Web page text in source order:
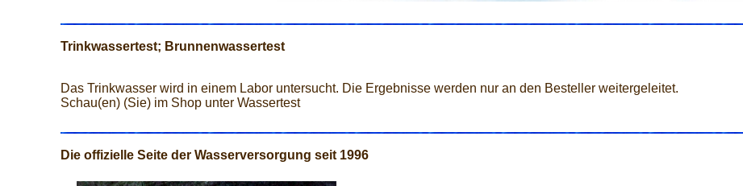
Trinkwassertest; Brunnenwassertest
Das Trinkwasser wird in einem Labor untersucht. Die Ergebnisse werden nur an den Besteller weitergeleitet.
Schau(en) (Sie) im Shop unter Wassertest
Die offizielle Seite der Wasserversorgung seit 1996